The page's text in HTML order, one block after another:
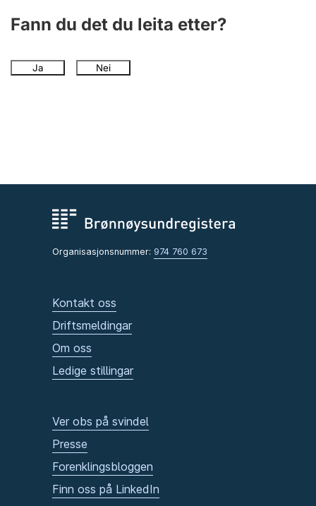
Fann du det du leita etter?
Ja Nei
Organisasjonsnummer: 974 760 673
Kontakt oss
Driftsmeldingar
Om oss
Ledige stillingar
Ver obs på svindel
Presse
Forenklingsbloggen
Finn oss på LinkedIn